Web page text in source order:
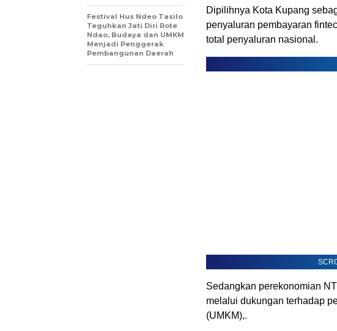
Dipilihnya Kota Kupang
penyaluran pembayaran
total penyaluran nasional.
Sedangkan perekonomian
melalui dukungan terhadap
(UMKM),.
Festival Hus Ndeo Tasilo
Teguhkan Jati Diri Rote
Ndao, Budaya dan UMKM
Menjadi Penggerak
Pembangunan Daerah